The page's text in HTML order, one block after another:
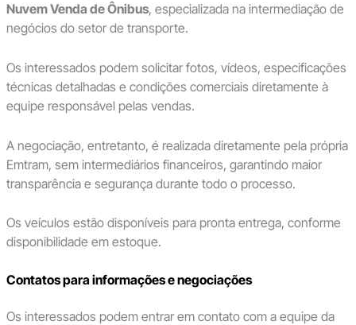
Nuvem Venda de Ônibus, especializada na intermediação de
negócios do setor de transporte.
Os interessados podem solicitar fotos, vídeos, especificações
técnicas detalhadas e condições comerciais diretamente à
equipe responsável pelas vendas.
A negociação, entretanto, é realizada diretamente pela própria
Emtram, sem intermediários financeiros, garantindo maior
transparência e segurança durante todo o processo.
Os veículos estão disponíveis para pronta entrega, conforme
disponibilidade em estoque.
Contatos para informações e negociações
Os interessados podem entrar em contato com a equipe da